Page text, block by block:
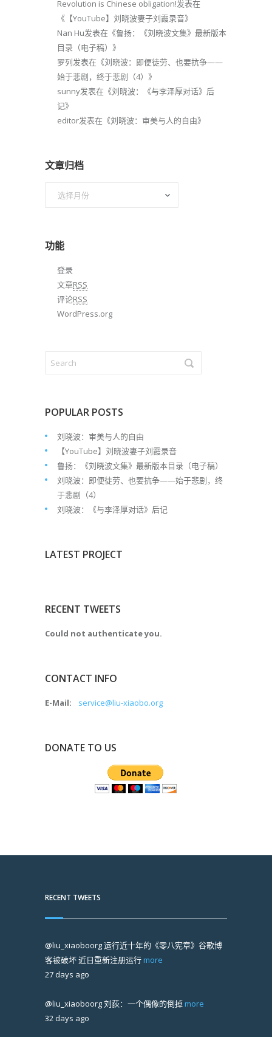
Revolution is Chinese obligation!发表在
《 【YouTube】刘晓波妻子刘霞录音》
Nan Hu发表在《鲁扬：《刘晓波文集》最新版本
目录（电子稿） 》
罗列发表在《刘晓波：即便徒劳、也要抗争——
始于悲剧，终于悲剧（4） 》
sunny发表在《刘晓波：《与李泽厚对话》后
记》
editor发表在《刘晓波：审美与人的自由》
文章归档
功能
登录
文章RSS
评论RSS
WordPress.org
POPULAR POSTS
刘晓波：审美与人的自由
【YouTube】刘晓波妻子刘霞录音
鲁扬：《刘晓波文集》最新版本目录（电子稿）
刘晓波：即便徒劳、也要抗争——始于悲剧，终
于悲剧（4）
刘晓波：《与李泽厚对话》后记
LATEST PROJECT
RECENT TWEETS
Could not authenticate you.
CONTACT INFO
E-Mail: service@liu-xiaobo.org
DONATE TO US
RECENT TWEETS
@liu_xiaoboorg运行近十年的《零八宪章》谷歌博
客被破坏 近日重新注册运行 more
27 days ago
@liu_xiaoboorg刘荻：一个偶像的倒掉 more
32 days ago